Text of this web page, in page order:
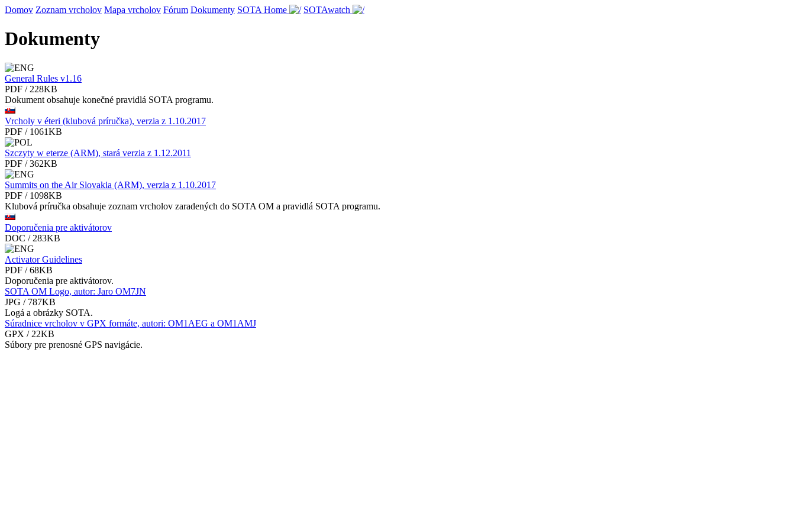
Domov Zoznam vrcholov Mapa vrcholov Fórum Dokumenty SOTA Home SOTAwatch
Dokumenty
General Rules v1.16
PDF / 228KB
Dokument obsahuje konečné pravidlá SOTA programu.
Vrcholy v éteri (klubová príručka), verzia z 1.10.2017
PDF / 1061KB
Szczyty w eterze (ARM), stará verzia z 1.12.2011
PDF / 362KB
Summits on the Air Slovakia (ARM), verzia z 1.10.2017
PDF / 1098KB
Klubová príručka obsahuje zoznam vrcholov zaradených do SOTA OM a pravidlá SOTA programu.
Doporučenia pre aktivátorov
DOC / 283KB
Activator Guidelines
PDF / 68KB
Doporučenia pre aktivátorov.
SOTA OM Logo, autor: Jaro OM7JN
JPG / 787KB
Logá a obrázky SOTA.
Súradnice vrcholov v GPX formáte, autori: OM1AEG a OM1AMJ
GPX / 22KB
Súbory pre prenosné GPS navigácie.